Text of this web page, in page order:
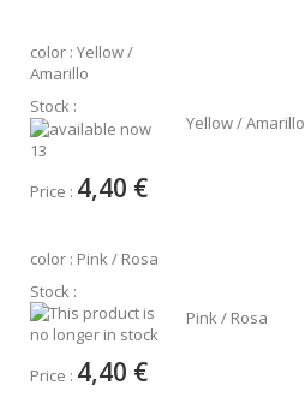
color : Yellow /
Amarillo
Stock :
13
Price : 4,40 €
Yellow / Amarillo
color : Pink / Rosa
Stock :
Price : 4,40 €
Pink / Rosa